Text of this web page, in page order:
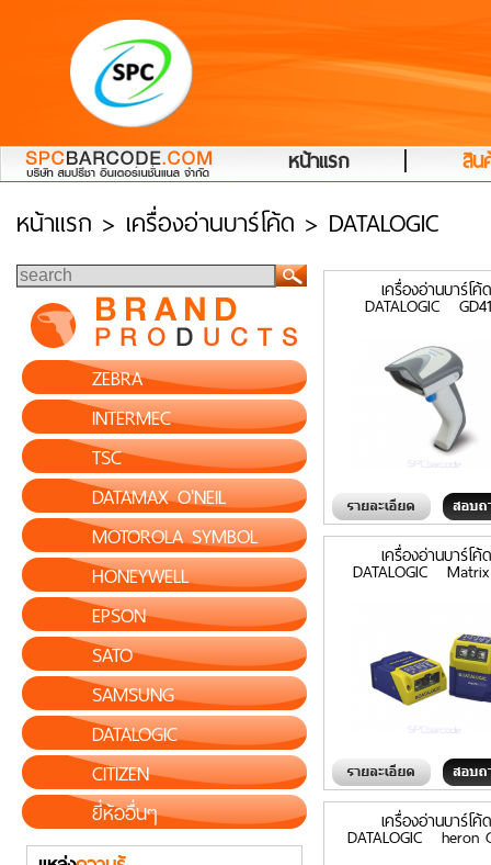
หน้าแรก | สิน
หน้าแรก > เครื่องอ่านบาร์โค้ด > DATALOGIC
ZEBRA
INTERMEC
TSC
DATAMAX O'NEIL
MOTOROLA SYMBOL
HONEYWELL
EPSON
SATO
SAMSUNG
DATALOGIC
CITIZEN
ยี่ห้ออื่นๆ
เครื่องอ่านบาร์โค้ด
DATALOGIC
เครื่องอ่านบาร์โค้ด
DATALOGIC
เครื่องอ่านบาร์โค้ด
DATALOGIC heron